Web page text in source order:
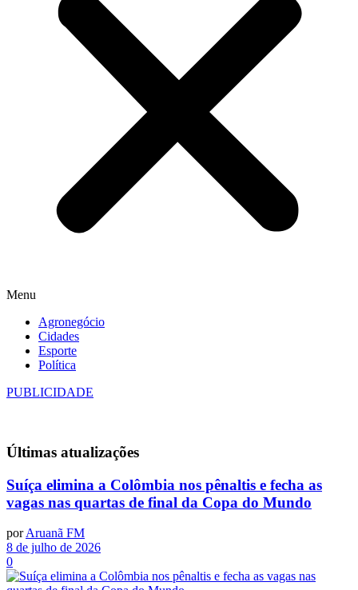
Menu
Agronegócio
Cidades
Esporte
Política
PUBLICIDADE
Últimas atualizações
Suíça elimina a Colômbia nos pênaltis e fecha as
vagas nas quartas de final da Copa do Mundo
porAruanã FM
8 de julho de 2026
0